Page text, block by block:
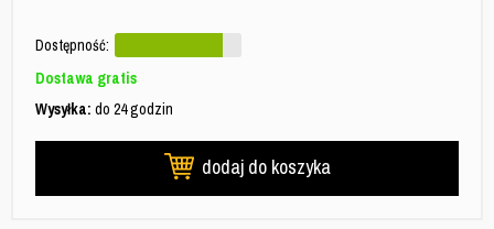
Dostępność:
Dostawa gratis
Wysyłka: do 24 godzin
dodaj do koszyka